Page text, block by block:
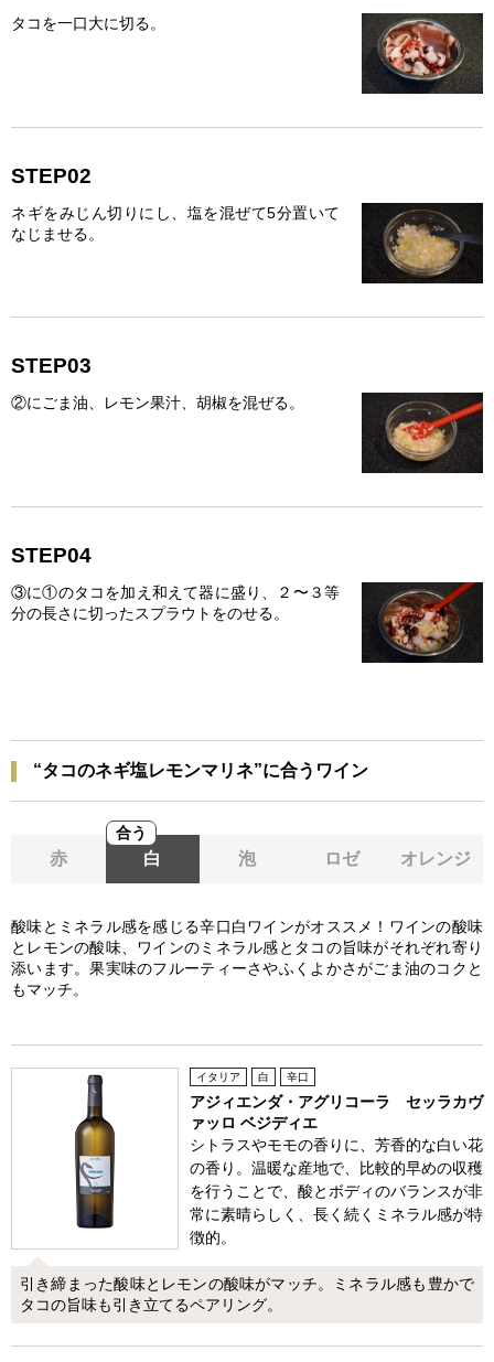
タコを一口大に切る。
STEP02
ネギをみじん切りにし、塩を混ぜて5分置いて
なじませる。
STEP03
②にごま油、レモン果汁、胡椒を混ぜる。
STEP04
③に①のタコを加え和えて器に盛り、２〜３等
分の長さに切ったスプラウトをのせる。
“タコのネギ塩レモンマリネ”に合うワイン
赤
合う
白 泡 ロゼ オレンジ
酸味とミネラル感を感じる辛口白ワインがオススメ！ワインの酸味
とレモンの酸味、ワインのミネラル感とタコの旨味がそれぞれ寄り
添います。果実味のフルーティーさやふくよかさがごま油のコクと
もマッチ。
イタリア 白 辛口
アジィエンダ・アグリコーラ セッラカヴ
ァッロ ベジディエ
シトラスやモモの香りに、芳香的な白い花
の香り。温暖な産地で、比較的早めの収穫
を行うことで、酸とボディのバランスが非
常に素晴らしく、長く続くミネラル感が特
徴的。
引き締まった酸味とレモンの酸味がマッチ。ミネラル感も豊かで
タコの旨味も引き立てるペアリング。